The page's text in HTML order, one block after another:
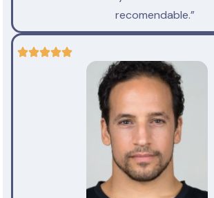
recomendable.”